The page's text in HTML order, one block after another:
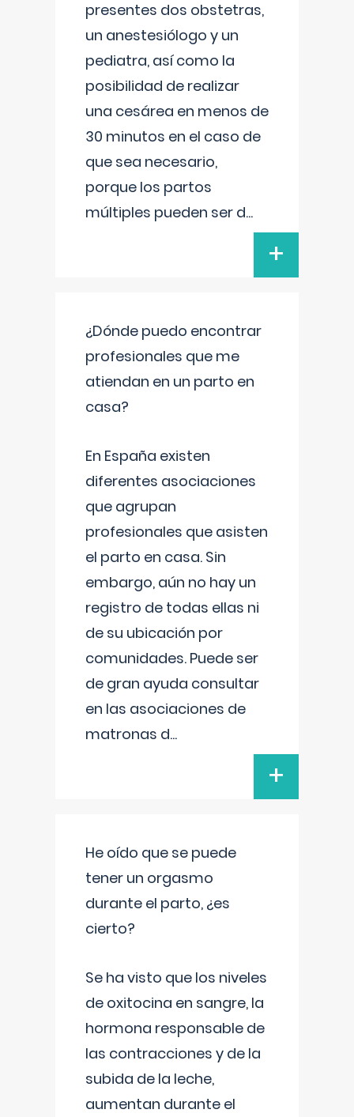
presentes dos obstetras,
un anestesiólogo y un
pediatra, así como la
posibilidad de realizar
una cesárea en menos de
30 minutos en el caso de
que sea necesario,
porque los partos
múltiples pueden ser d...
+
¿Dónde puedo encontrar
profesionales que me
atiendan en un parto en
casa?
En España existen
diferentes asociaciones
que agrupan
profesionales que asisten
el parto en casa. Sin
embargo, aún no hay un
registro de todas ellas ni
de su ubicación por
comunidades. Puede ser
de gran ayuda consultar
en las asociaciones de
matronas d...
+
He oído que se puede
tener un orgasmo
durante el parto, ¿es
cierto?
Se ha visto que los niveles
de oxitocina en sangre, la
hormona responsable de
las contracciones y de la
subida de la leche,
aumentan durante el